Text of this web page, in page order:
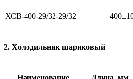
ХСВ-400-29/32-29/32
2. Холодильник шариковый
Наименование Длина, мм